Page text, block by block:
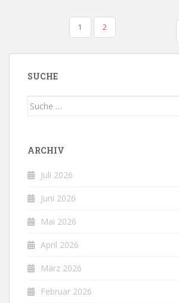
BEITRAGSNAVIGATION
1 2
SUCHE
Suche
ARCHIV
Juli 2026
Juni 2026
Mai 2026
April 2026
März 2026
Februar 2026